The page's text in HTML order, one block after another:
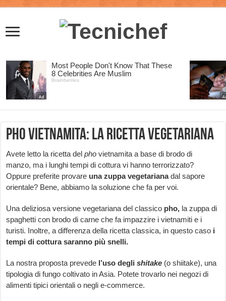
Pho vietnamita: la ricetta vegetariana
Avete letto la ricetta delpho vietnamita a base di brodo di
manzo, ma i lunghi tempi di cottura vi hanno terrorizzato?
Oppure preferite provare una zuppa vegetarianadal sapore
orientale? Bene, abbiamo la soluzione che fa per voi.
Una deliziosa versione vegetariana del classico pho, la zuppa di
spaghetti con brodo di carne che fa impazzire i vietnamiti e i
turisti. Inoltre, a differenza della ricetta classica, in questo caso i
tempi di cottura saranno più snelli.
La nostra proposta prevede l’uso deglishitake (o shiitake), una
tipologia di fungo coltivato in Asia. Potete trovarlo nei negozi di
alimenti tipici orientali o negli e-commerce.